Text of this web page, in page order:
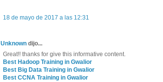
18 de mayo de 2017 a las 12:31
Unknown dijo...
Great!! thanks for give this informative content.
Best Hadoop Training in Gwalior
Best Big Data Training in Gwalior
Best CCNA Training in Gwalior